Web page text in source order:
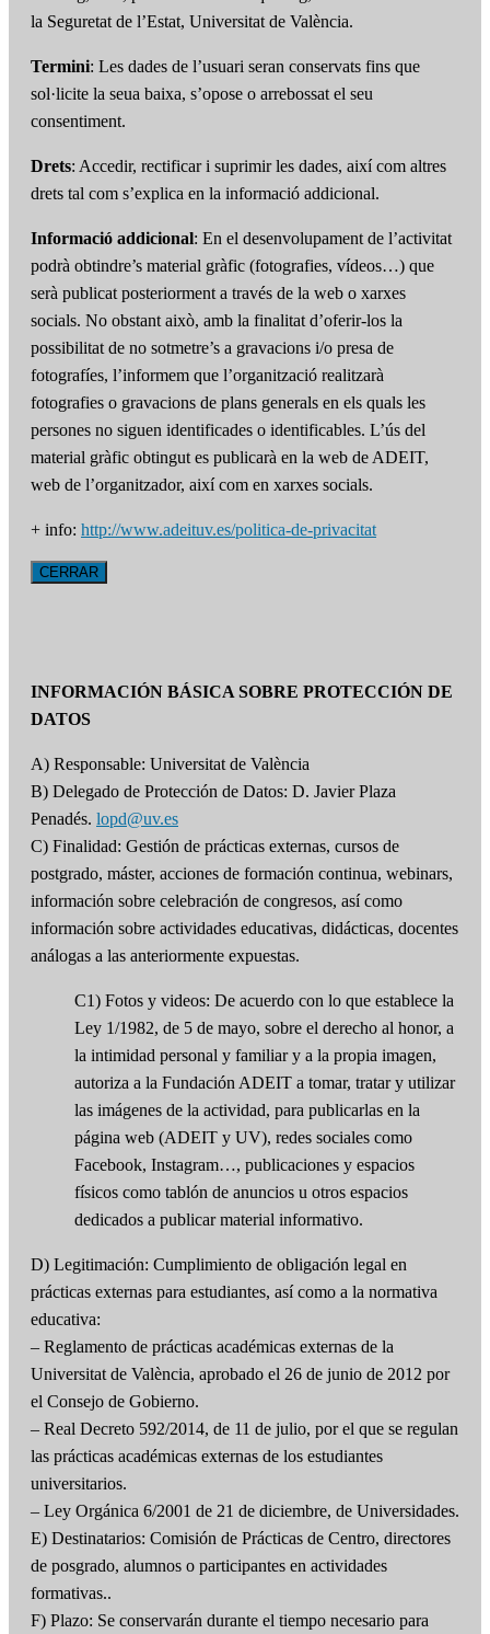
la Seguretat de l’Estat, Universitat de València.
Termini: Les dades de l’usuari seran conservats fins que
sol·licite la seua baixa, s’opose o arrebossat el seu
consentiment.
Drets: Accedir, rectificar i suprimir les dades, així com altres
drets tal com s’explica en la informació addicional.
Informació addicional: En el desenvolupament de l’activitat
podrà obtindre’s material gràfic (fotografies, vídeos…) que
serà publicat posteriorment a través de la web o xarxes
socials. No obstant això, amb la finalitat d’oferir-los la
possibilitat de no sotmetre’s a gravacions i/o presa de
fotografíes, l’informem que l’organització realitzarà
fotografies o gravacions de plans generals en els quals les
persones no siguen identificades o identificables. L’ús del
material gràfic obtingut es publicarà en la web de ADEIT,
web de l’organitzador, així com en xarxes socials.
+ info: http://www.adeituv.es/politica-de-privacitat
CERRAR
INFORMACIÓN BÁSICA SOBRE PROTECCIÓN DE
DATOS
A) Responsable: Universitat de València
B) Delegado de Protección de Datos: D. Javier Plaza
Penadés. lopd@uv.es
C) Finalidad: Gestión de prácticas externas, cursos de
postgrado, máster, acciones de formación continua, webinars,
información sobre celebración de congresos, así como
información sobre actividades educativas, didácticas, docentes
análogas a las anteriormente expuestas.
C1) Fotos y videos: De acuerdo con lo que establece la
Ley 1/1982, de 5 de mayo, sobre el derecho al honor, a
la intimidad personal y familiar y a la propia imagen,
autoriza a la Fundación ADEIT a tomar, tratar y utilizar
las imágenes de la actividad, para publicarlas en la
página web (ADEIT y UV), redes sociales como
Facebook, Instagram…, publicaciones y espacios
físicos como tablón de anuncios u otros espacios
dedicados a publicar material informativo.
D) Legitimación: Cumplimiento de obligación legal en
prácticas externas para estudiantes, así como a la normativa
educativa:
– Reglamento de prácticas académicas externas de la
Universitat de València, aprobado el 26 de junio de 2012 por
el Consejo de Gobierno.
– Real Decreto 592/2014, de 11 de julio, por el que se regulan
las prácticas académicas externas de los estudiantes
universitarios.
– Ley Orgánica 6/2001 de 21 de diciembre, de Universidades.
E) Destinatarios: Comisión de Prácticas de Centro, directores
de posgrado, alumnos o participantes en actividades
formativas..
F) Plazo: Se conservarán durante el tiempo necesario para